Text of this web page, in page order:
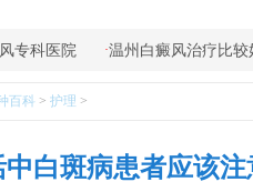
专科医院 ·温州白癜风治疗比较
百科 > 护理 >
中白斑病患者应该注